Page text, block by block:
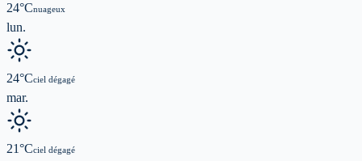
24°Cnuageux
lun.
24°Cciel dégagé
mar.
21°Cciel dégagé